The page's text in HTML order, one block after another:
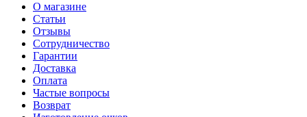
О магазине
Статьи
Отзывы
Сотрудничество
Гарантии
Доставка
Оплата
Частые вопросы
Возврат